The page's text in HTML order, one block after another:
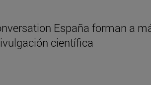
España forman a
científica